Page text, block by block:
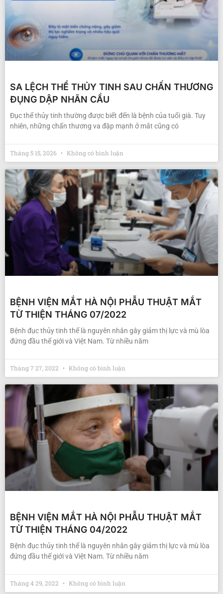
SA LỆCH THỂ THỦY TINH SAU CHẤN THƯƠNG
ĐỤNG DẬP NHÃN CẦU
Đục thể thủy tinh thường được biết đến là bệnh của tuổi già. Tuy
nhiên, những chấn thương va đập mạnh ở mắt cũng có
Tháng 5 15, 2026 Không có bình luận
BỆNH VIỆN MẮT HÀ NỘI PHẪU THUẬT MẮT
TỪ THIỆN THÁNG 07/2022
Bệnh đục thủy tinh thể là nguyên nhân gây giảm thị lực và mù lòa
đứng đầu thế giới và Việt Nam. Từ nhiều năm
Tháng 7 27, 2022 Không có bình luận
BỆNH VIỆN MẮT HÀ NỘI PHẪU THUẬT MẮT
TỪ THIỆN THÁNG 04/2022
Bệnh đục thủy tinh thể là nguyên nhân gây giảm thị lực và mù lòa
đứng đầu thế giới và Việt Nam. Từ nhiều năm
Tháng 4 29, 2022 Không có bình luận